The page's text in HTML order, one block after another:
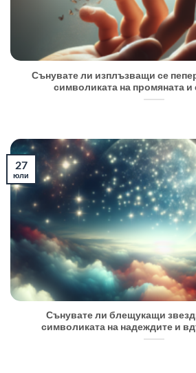
Сънувате ли изплъзващи се
символиката на промяната
Сънувате ли блещукащи
символиката на надеждите и
27
юли